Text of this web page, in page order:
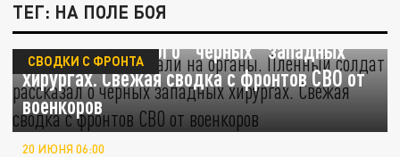
ТЕГ: НА ПОЛЕ БОЯ
Боевика ВСУ порезали на органы. Пленный
солдат рассказал о "черных" западных
хирургах. Свежая сводка с фронтов СВО от
военкоров
СВОДКИ С ФРОНТА
20 ИЮНЯ 06:00